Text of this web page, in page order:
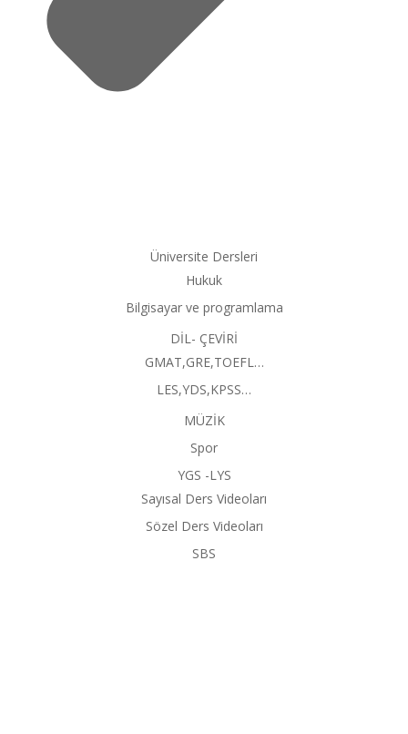
Üniversite Dersleri
Hukuk
Bilgisayar ve programlama
DİL- ÇEVİRİ
GMAT,GRE,TOEFL…
LES,YDS,KPSS…
MÜZİK
Spor
YGS -LYS
Sayısal Ders Videoları
Sözel Ders Videoları
SBS